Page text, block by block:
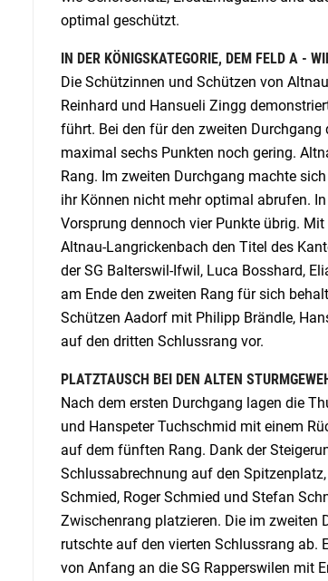
optimal geschützt.
IN DER KÖNIGSKATEGORIE, DEM FELD A -
Die Schützinnen und Schützen von
Reinhard und Hansueli Zingg
führt. Bei den für den zweiten
maximal sechs Punkten noch gering.
Rang. Im zweiten Durchgang machte
ihr Können nicht mehr optimal abrufen.
Vorsprung dennoch vier Punkte übrig.
Altnau-Langrickenbach den Titel des
der SG Balterswil-Ifwil, Luca Bosshard,
am Ende den zweiten Rang für sich
Schützen Aadorf mit Philipp Brändle,
auf den dritten Schlussrang vor.
PLATZTAUSCH BEI DEN ALTEN
Nach dem ersten Durchgang lagen die
und Hanspeter Tuchschmid mit einem
auf dem fünften Rang. Dank der
Schlussabrechnung auf den
Schmied, Roger Schmied und Stefan
Zwischenrang platzieren. Die im zweiten
rutschte auf den vierten Schlussrang ab.
von Anfang an die SG Rapperswilen mit